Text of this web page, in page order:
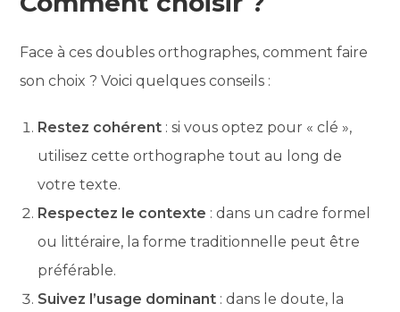
Face à ces doubles orthographes, comment faire
son choix ? Voici quelques conseils :
Restez cohérent : si vous optez pour « clé »,
utilisez cette orthographe tout au long de
votre texte.
Respectez le contexte : dans un cadre formel
ou littéraire, la forme traditionnelle peut être
préférable.
Suivez l’usage dominant : dans le doute, la